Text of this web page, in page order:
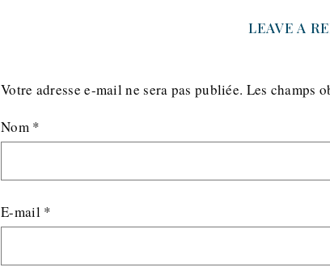
LEAVE A
Votre adresse e-mail ne sera pas publiée. Les champs
Nom *
E-mail *